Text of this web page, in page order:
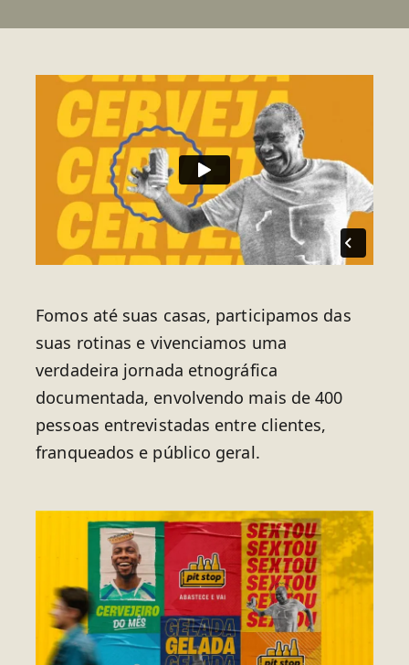
Fomos até suas casas, participamos das
suas rotinas e vivenciamos uma
verdadeira jornada etnográfica
documentada, envolvendo mais de 400
pessoas entrevistadas entre clientes,
franqueados e público geral.